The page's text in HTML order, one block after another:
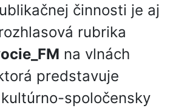
činnosti je aj
rubrika
na vlnách
predstavuje
spoločensky